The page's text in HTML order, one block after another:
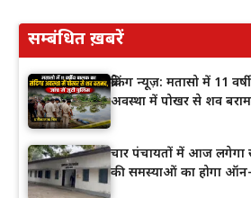
सम्बंधित ख़बरें
ब्रेकिंग न्यूज़: मतासो में 11
अवस्था में पोखर से शव
चार पंचायतों में आज लगेगा
की समस्याओं का होगा